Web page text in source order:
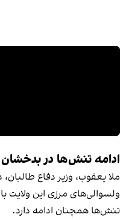
ادامه تنش‌ها در بدخشان
ملا یعقوب، وزیر دفاع
ولسوالی‌های مرزی این ولایت
تنش‌ها همچنان ادامه دارد.